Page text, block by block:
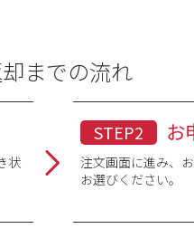
までの流れ
状
STEP2 お
注文画面に進み、
お選びください。